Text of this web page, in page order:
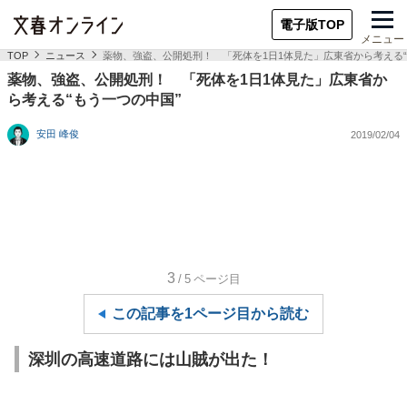
電子版TOP
メニュー
TOP ニュース 薬物、強盗、公開処刑！ 「死体を1日1体見た」広東省から考える
薬物、強盗、公開処刑！ 「死体を1日1体見た」広東省か
ら考える“もう一つの中国”
安田 峰俊 2019/02/04
3 /5 ページ目
この記事を1ページ目から読む
深圳の高速道路には山賊が出た！